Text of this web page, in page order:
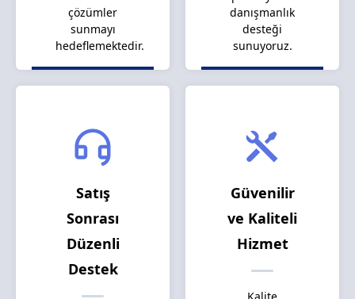
çözümler
sunmayı
hedeflemektedir.
danışmanlık
desteği
sunuyoruz.
Satış
Sonrası
Düzenli
Destek
Güvenilir
ve Kaliteli
Hizmet